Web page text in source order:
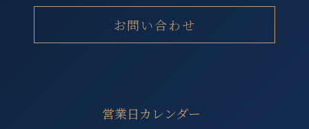
お問い合わせ
営業日カレンダー